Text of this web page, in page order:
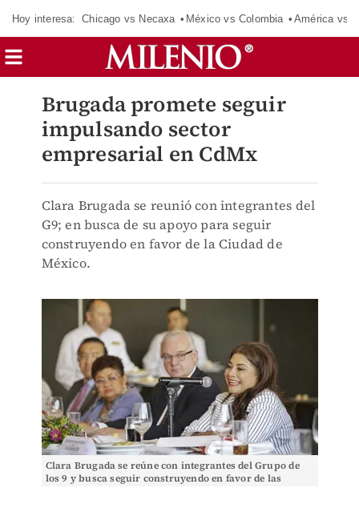
Hoy interesa: Chicago vs Necaxa México vs Colombia América vs
Brugada promete seguir
impulsando sector
empresarial en CdMx
Clara Brugada se reunió con integrantes del
G9; en busca de su apoyo para seguir
construyendo en favor de la Ciudad de
México.
Clara Brugada se reúne con integrantes del Grupo de
los 9 y busca seguir construyendo en favor de las